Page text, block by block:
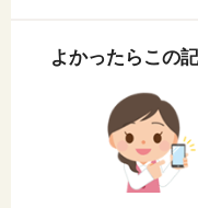
よかったらこの